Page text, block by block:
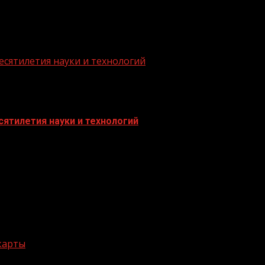
науки и технологий
науки и технологий